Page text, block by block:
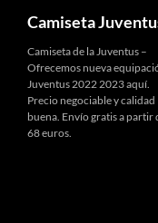
Camiseta
Camiseta de la Juventus –
Ofrecemos nueva
Juventus 2022 2023 aquí.
Precio negociable y calidad
buena. Envío gratis a partir
68 euros.